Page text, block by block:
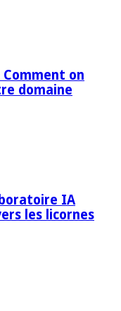
Comment on
domaine
IA
les licornes